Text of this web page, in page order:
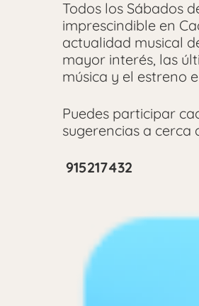
Todos los Sábados
imprescindible en
actualidad musical
mayor interés, las
música y el estreno
Puedes participar
sugerencias a cerca
915217432